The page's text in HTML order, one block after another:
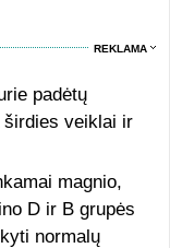
REKLAMA
padėtų
veiklai ir
magnio,
D ir B grupės
normalų